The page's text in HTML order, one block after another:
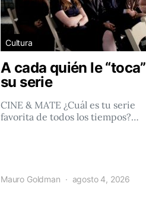
Cultura
A cada quién le “toca”
su serie
CINE & MATE ¿Cuál es tu serie
favorita de todos los tiempos?…
Mauro Goldman agosto 4, 2026